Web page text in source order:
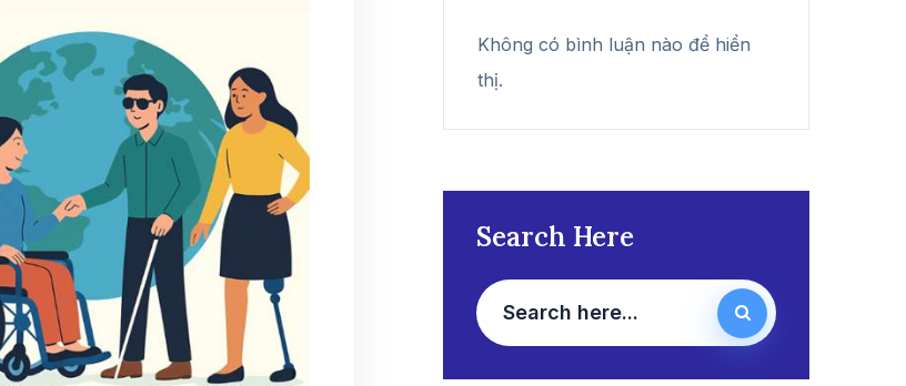
Không có bình luận nào để hiển
thị.
Search Here